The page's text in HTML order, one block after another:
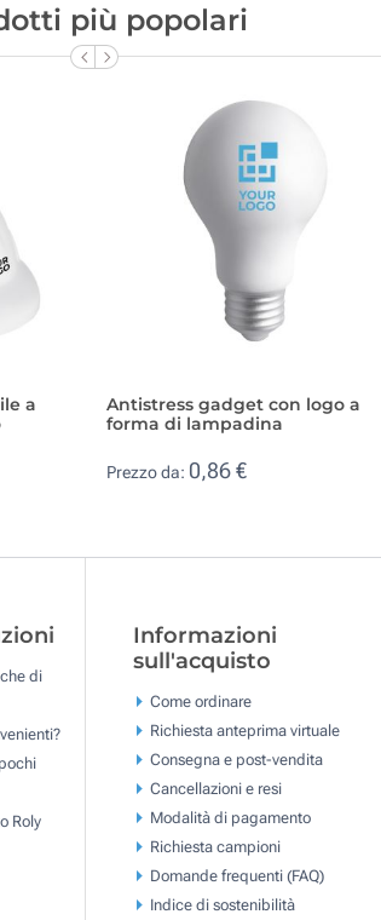
più popolari
a
Antistress gadget con logo a
forma di lampadina
Prezzo da: 0,86 €
di
Roly
Informazioni
sull'acquisto
Come ordinare
Richiesta anteprima virtuale
Consegna e post-vendita
Cancellazioni e resi
Modalità di pagamento
Richiesta campioni
Domande frequenti (FAQ)
Indice di sostenibilità